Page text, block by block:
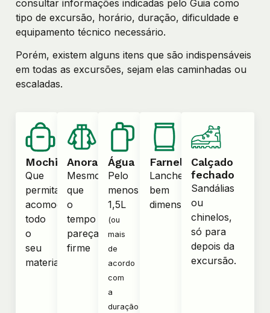
consultar informações indicadas pelo Guia como
tipo de excursão, horário, duração, dificuldade e
equipamento técnico necessário.
Porém, existem alguns itens que são indispensáveis
em todas as excursões, sejam elas caminhadas ou
escaladas.
Mochila
Que
permita
acomodar
todo
o
seu
material
Anoraque
Mesmo
que
o
tempo
pareça
firme
Água
Pelo
menos
1,5L
(ou
mais
de
acordo
com
a
duração
Farnel
Lanche
bem
dimensionado
Calçado
fechado
Sandálias
ou
chinelos,
só para
depois da
excursão.